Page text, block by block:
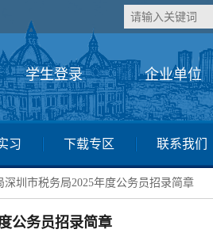
学生登录 企业单位
习 下载专区 联系我们
深圳市税务局2025年度公务员招录简章
公务员招录简章